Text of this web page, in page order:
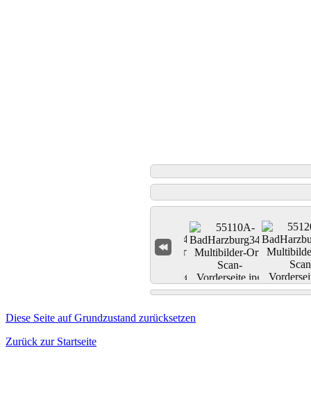
Diese Seite auf Grundzustand zurücksetzen
Zurück zur Startseite